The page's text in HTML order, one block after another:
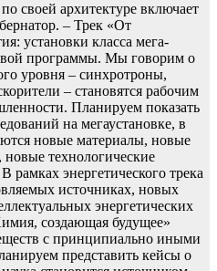
своей архитектуре включает
– Трек «От
установки класса мега-
программы. Мы говорим о
уровня – синхротроны,
– становятся рабочим
Планируем показать
на мегаустановке, в
новые материалы, новые
технологические
рамках энергетического трека
источниках, новых
энергетических
создающая будущее»
с принципиально иными
представить кейсы о